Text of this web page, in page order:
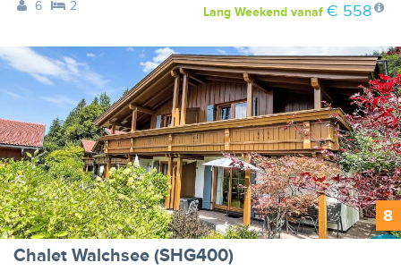
6 2 Lang Weekendvanaf € 558
8
Chalet Walchsee (SHG400)